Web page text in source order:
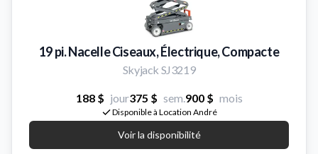
19 pi. Nacelle Ciseaux, Électrique, Compacte
Skyjack SJ3219
188 $ jour375 $ sem.900 $ mois
Disponible à Location André
Voir la disponibilité